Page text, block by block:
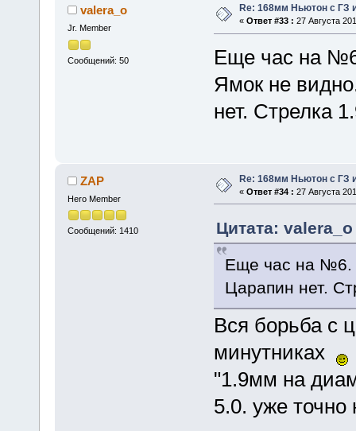
valera_o
Jr. Member
Сообщений: 50
Re: 168мм Ньютон с ГЗ
« Ответ #33 : 27 Августа
Еще час на
Ямок не
нет. Стрелка
ZAP
Hero Member
Сообщений: 1410
Re: 168мм Ньютон с ГЗ
« Ответ #34 : 27 Августа
Цитата: valera_o
Еще час на №6.
Царапин нет.
Вся борьба с
минутниках
"1.9мм на
5.0. уже